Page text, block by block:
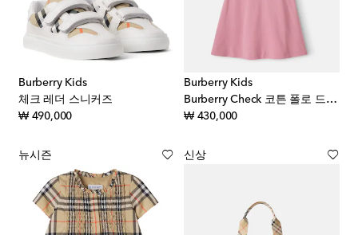
Burberry Kids
체크 레더 스니커즈
₩ 490,000original price
Burberry Kids
Burberry Check 코튼 폴로 드레스
₩ 430,000original price
뉴시즌 신상